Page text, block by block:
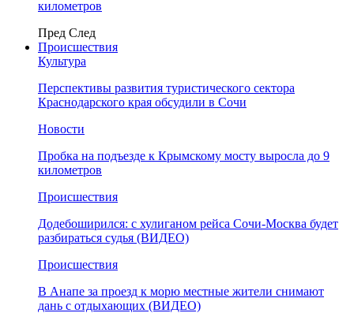
километров
Пред След
Происшествия
Культура
Перспективы развития туристического сектора
Краснодарского края обсудили в Сочи
Новости
Пробка на подъезде к Крымскому мосту выросла до 9
километров
Происшествия
Додебоширился: с хулиганом рейса Сочи-Москва будет
разбираться судья (ВИДЕО)
Происшествия
В Анапе за проезд к морю местные жители снимают
дань с отдыхающих (ВИДЕО)